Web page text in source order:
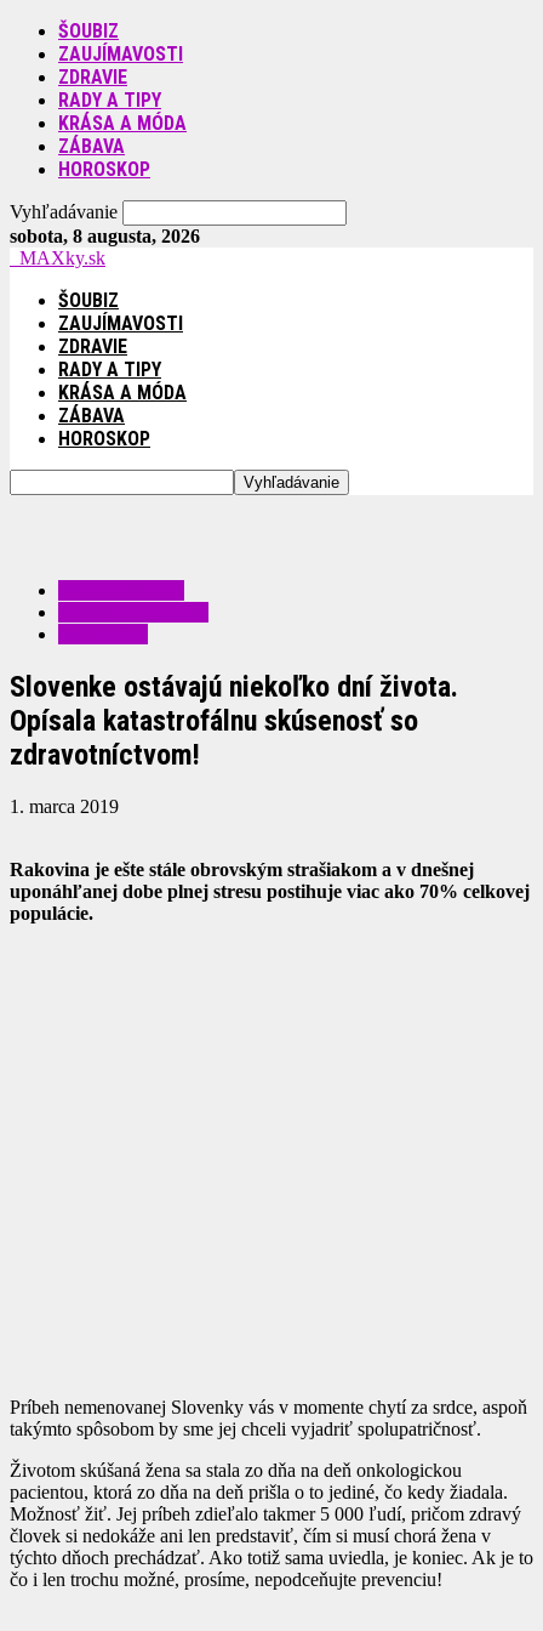
ŠOUBIZ
ZAUJÍMAVOSTI
ZDRAVIE
RADY A TIPY
KRÁSA A MÓDA
ZÁBAVA
HOROSKOP
Vyhľadávanie
sobota, 8 augusta, 2026
MAXky.sk
ŠOUBIZ
ZAUJÍMAVOSTI
ZDRAVIE
RADY A TIPY
KRÁSA A MÓDA
ZÁBAVA
HOROSKOP
Slovenke ostávajú niekoľko dní života.
Opísala katastrofálnu skúsenosť so
zdravotníctvom!
1. marca 2019
Rakovina je ešte stále obrovským strašiakom a v dnešnej
uponáhľanej dobe plnej stresu postihuje viac ako 70% celkovej
populácie.
Príbeh nemenovanej Slovenky vás v momente chytí za srdce, aspoň
takýmto spôsobom by sme jej chceli vyjadriť spolupatričnosť.
Životom skúšaná žena sa stala zo dňa na deň onkologickou
pacientou, ktorá zo dňa na deň prišla o to jediné, čo kedy žiadala.
Možnosť žiť. Jej príbeh zdieľalo takmer 5 000 ľudí, pričom zdravý
človek si nedokáže ani len predstaviť, čím si musí chorá žena v
týchto dňoch prechádzať. Ako totiž sama uviedla, je koniec. Ak je to
čo i len trochu možné, prosíme, nepodceňujte prevenciu!